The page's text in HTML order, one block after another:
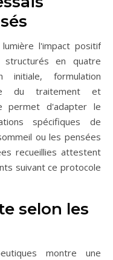
l'impact positif
structurés en quatre
initiale, formulation
du traitement et
permet d'adapter le
spécifiques de
ou les pensées
recueillies attestent
suivant ce protocole
selon les
montre une